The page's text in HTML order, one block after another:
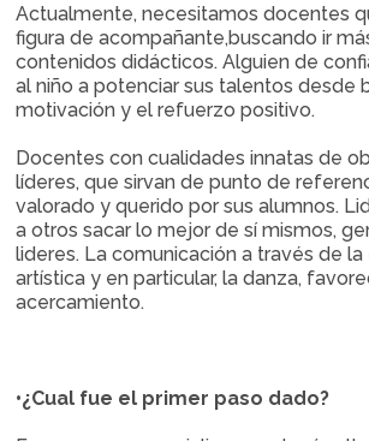
Actualmente, necesitamos docentes
figura de acompañante,buscando ir
contenidos didácticos. Alguien de
al niño a potenciar sus talentos desde
motivación y el refuerzo positivo.
Docentes con cualidades innatas de
líderes, que sirvan de punto de
valorado y querido por sus alumnos.
a otros sacar lo mejor de sí mismos,
lideres. La comunicación a través de la
artística y en particular, la danza,
acercamiento.
•¿Cual fue el primer paso dado?